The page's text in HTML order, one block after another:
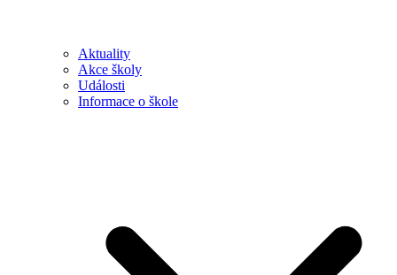
Aktuality
Akce školy
Události
Informace o škole